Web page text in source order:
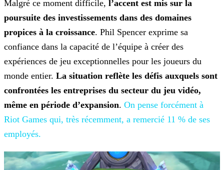
Malgré ce moment difficile, l’accent est mis sur la
poursuite des investissements dans des domaines
propices à la croissance. Phil Spencer exprime sa
confiance dans la capacité de l’équipe à créer des
expériences de jeu exceptionnelles pour les joueurs du
monde entier. La situation reflète les défis auxquels sont
confrontées les entreprises du secteur du jeu vidéo,
même en période d’expansion. On pense forcément à
Riot Games qui, très récemment, a remercié 11 % de ses
employés.